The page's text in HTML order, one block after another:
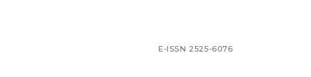
E-ISSN 2525-6076